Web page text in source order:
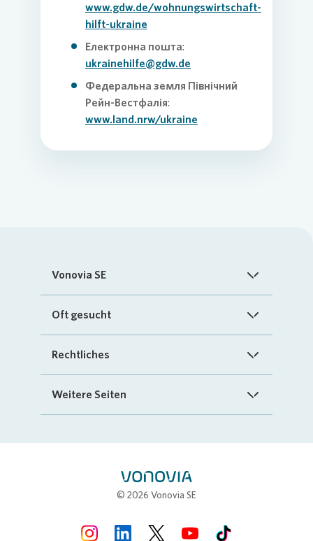
www.gdw.de/wohnungswirtschaft-
hilft-ukraine
Електронна пошта:
ukrainehilfe@gdw.de
Федеральна земля Північний
Рейн-Вестфалія:
www.land.nrw/ukraine
Vonovia SE
Startseite
Investoren
Presse
Oft gesucht
FAQ
„Mein Vonovia“ App
Mein Zuhause
Rechtliches
Impressum
Weitere Seiten
© 2026 Vonovia SE